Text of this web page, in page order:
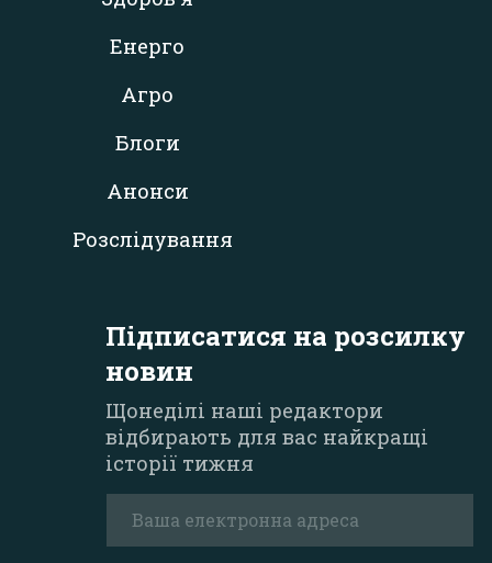
Енерго
Агро
Блоги
Анонси
Розслідування
Підписатися на розсилку
новин
Щонеділі наші редактори
відбирають для вас найкращі
історії тижня